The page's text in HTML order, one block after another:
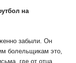
на
забыли. Он
болельщикам это,
где от отца